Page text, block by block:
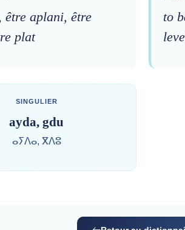
être aplani, être
plat
to
SINGULIER
ayda, gdu
ⴰⵢⴷⴰ, ⴳⴷⵓ